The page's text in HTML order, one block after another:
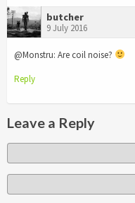
butcher
9 July 2016
@Monstru: Are coil noise?
Reply
Leave a Reply